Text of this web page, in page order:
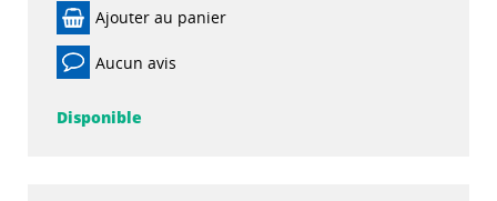
Ajouter au panier
Aucun avis
Disponible